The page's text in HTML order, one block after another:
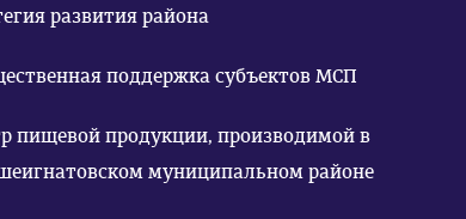
развития района
поддержка субъектов МСП
пищевой продукции, производимой в
муниципальном районе